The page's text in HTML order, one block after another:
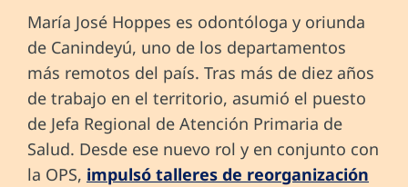
María José Hoppes es odontóloga y oriunda
de Canindeyú, uno de los departamentos
más remotos del país. Tras más de diez años
de trabajo en el territorio, asumió el puesto
de Jefa Regional de Atención Primaria de
Salud. Desde ese nuevo rol y en conjunto con
la OPS, impulsó talleres de reorganización